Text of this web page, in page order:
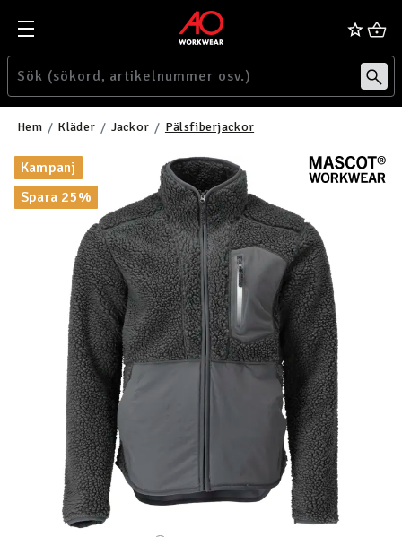
Hem Kläder Jackor Pälsfiberjackor
Kampanj
Spara 25%